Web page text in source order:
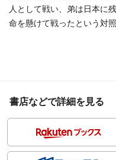
人として戦い、弟は日本に
命を懸けて戦ったという対照
書店などで詳細を見る